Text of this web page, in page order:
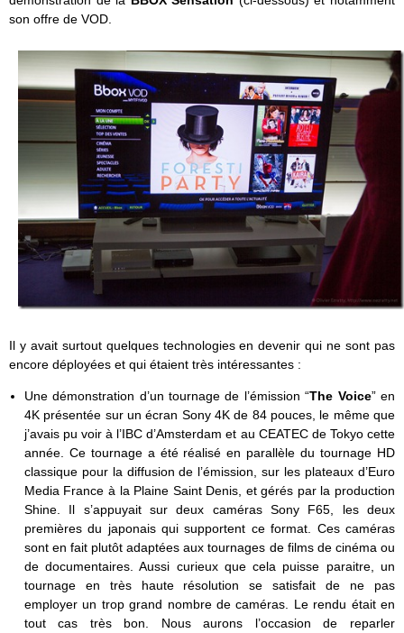
son offre de VOD.
Il y avait surtout quelques technologies en devenir qui ne sont pas
encore déployées et qui étaient très intéressantes :
Une démonstration d’un tournage de l’émission “The Voice” en
4K présentée sur un écran Sony 4K de 84 pouces, le même que
j’avais pu voir à l’IBC d’Amsterdam et au CEATEC de Tokyo cette
année. Ce tournage a été réalisé en parallèle du tournage HD
classique pour la diffusion de l’émission, sur les plateaux d’Euro
Media France à la Plaine Saint Denis, et gérés par la production
Shine. Il s’appuyait sur deux caméras Sony F65, les deux
premières du japonais qui supportent ce format. Ces caméras
sont en fait plutôt adaptées aux tournages de films de cinéma ou
de documentaires. Aussi curieux que cela puisse paraitre, un
tournage en très haute résolution se satisfait de ne pas
employer un trop grand nombre de caméras. Le rendu était en
tout cas très bon. Nous aurons l’occasion de reparler